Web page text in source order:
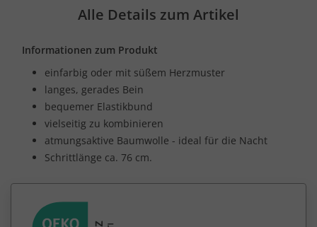
Alle Details zum Artikel
Informationen zum Produkt
einfarbig oder mit süßem Herzmuster
langes, gerades Bein
bequemer Elastikbund
vielseitig zu kombinieren
atmungsaktive Baumwolle - ideal für die Nacht
Schrittlänge ca. 76 cm.